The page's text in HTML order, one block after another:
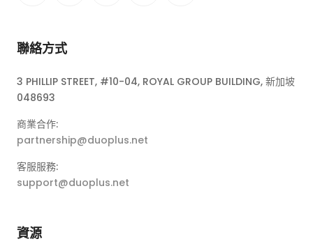
聯絡方式
3 PHILLIP STREET, #10-04, ROYAL GROUP BUILDING, 新加坡
048693
商業合作:
partnership@duoplus.net
客服服務:
support@duoplus.net
資源